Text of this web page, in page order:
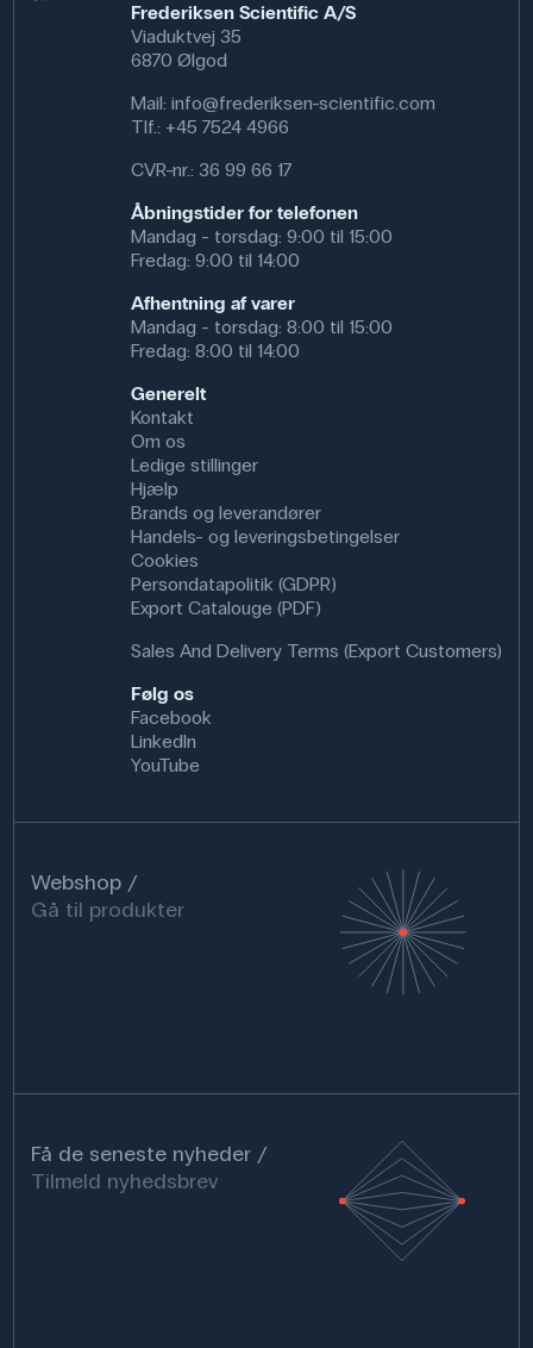
Frederiksen Scientific A/S
Viaduktvej 35
6870 Ølgod
Mail: info@frederiksen-scientific.com
Tlf.: +45 7524 4966
CVR-nr.: 36 99 66 17
Åbningstider for telefonen
Mandag - torsdag: 9:00 til 15:00
Fredag: 9:00 til 14:00
Afhentning af varer
Mandag - torsdag: 8:00 til 15:00
Fredag: 8:00 til 14:00
Generelt
Kontakt
Om os
Ledige stillinger
Hjælp
Brands og leverandører
Handels- og leveringsbetingelser
Cookies
Persondatapolitik (GDPR)
Export Catalouge (PDF)
Sales And Delivery Terms (Export Customers)
Følg os
Facebook
LinkedIn
YouTube
Webshop
Gå til produkter
Få de seneste nyheder
Tilmeld nyhedsbrev